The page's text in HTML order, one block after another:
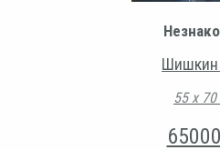
Шишкин
55 х
65000